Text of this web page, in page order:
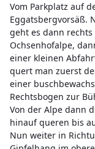
Vom Parkplatz auf
Eggatsbergvorsäß.
geht es dann
Ochsenhofalpe,
einer kleinen
quert man zuerst
einer
Rechtsbogen zur
Von der Alpe dann
hinauf queren bis
Nun weiter in